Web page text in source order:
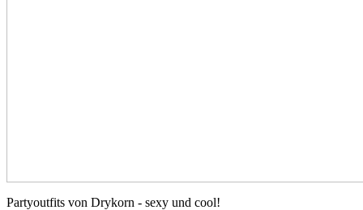
Partyoutfits von Drykorn - sexy und cool!